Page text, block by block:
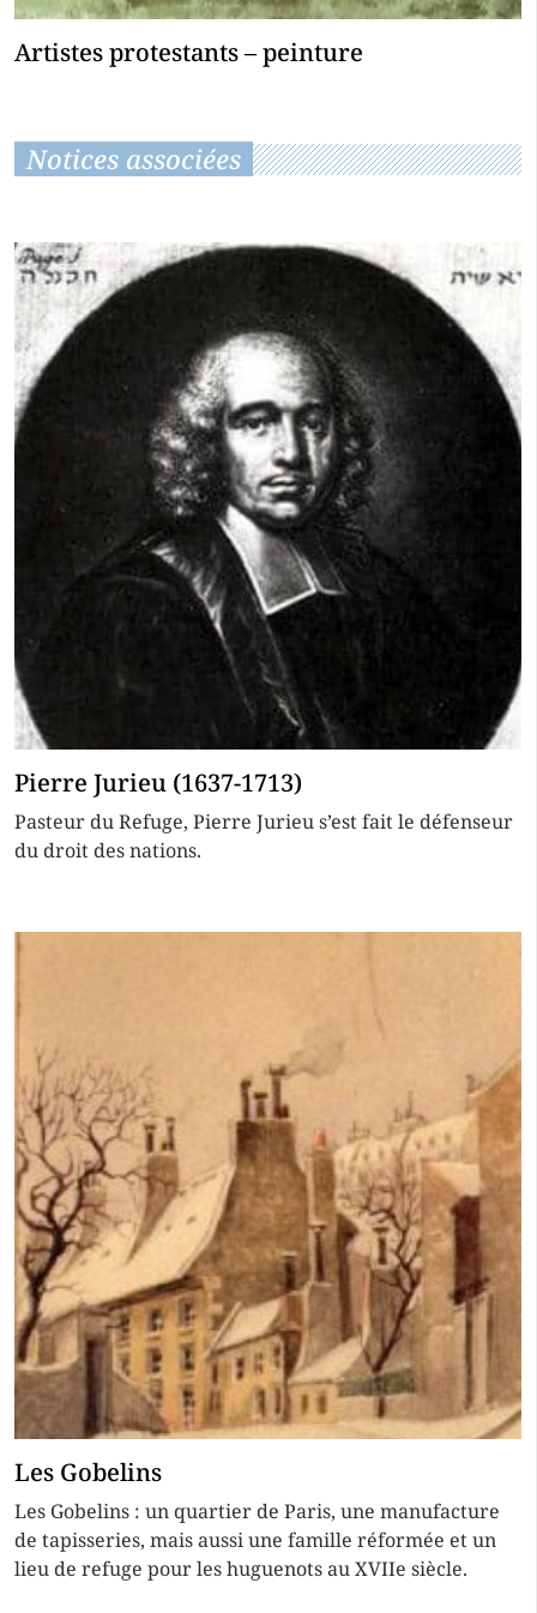
Artistes protestants – peinture
Notices associées
Pierre Jurieu (1637-1713)
Pasteur du Refuge, Pierre Jurieu s’est fait le défenseur
du droit des nations.
Les Gobelins
Les Gobelins : un quartier de Paris, une manufacture
de tapisseries, mais aussi une famille réformée et un
lieu de refuge pour les huguenots au XVIIe siècle.